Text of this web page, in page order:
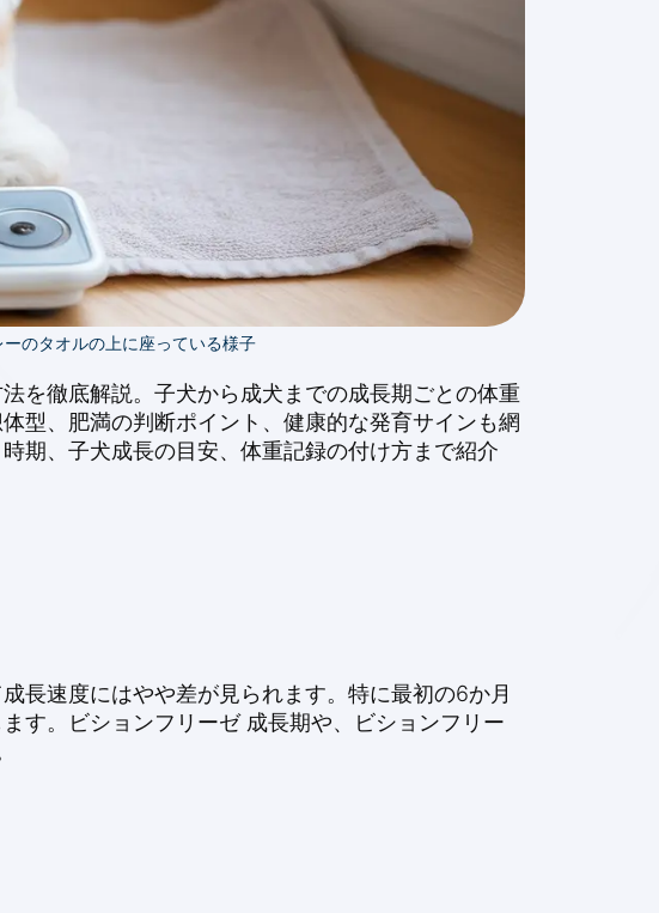
のタオルの上に座っている様子
を徹底解説。子犬から成犬までの成長期ごとの体重
型、肥満の判断ポイント、健康的な発育サインも網
期、子犬成長の目安、体重記録の付け方まで紹介
長速度にはやや差が見られます。特に最初の6か月
す。ビションフリーゼ 成長期や、ビションフリー